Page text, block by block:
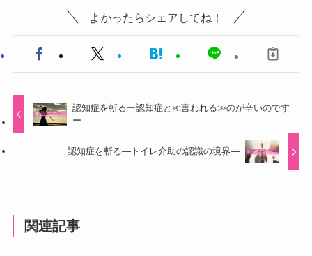
よかったらシェアしてね！
認知症を斬るー認知症と≪言われる≫のが辛いのです
ー
認知症を斬る―トイレ介助の認識の境界―
関連記事